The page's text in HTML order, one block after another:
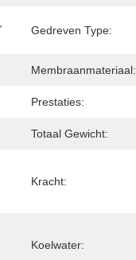
Gedreven Type:
Membraanmateriaal:
Prestaties:
Totaal Gewicht:
Kracht:
Koelwater: